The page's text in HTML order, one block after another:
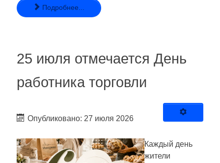
Подробнее...
25 июля отмечается День
работника торговли
Опубликовано: 27 июля 2026
Каждый день
жители